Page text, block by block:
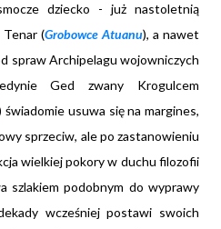
dziecko - już nastoletnią
Tenar (Grobowce Atuanu), a nawet
spraw Archipelagu wojowniczych
Ged zwany Krogulcem
świadomie usuwa się na margines,
sprzeciw, ale po zastanowieniu
wielkiej pokory w duchu filozofii
szlakiem podobnym do wyprawy
wcześniej postawi swoich